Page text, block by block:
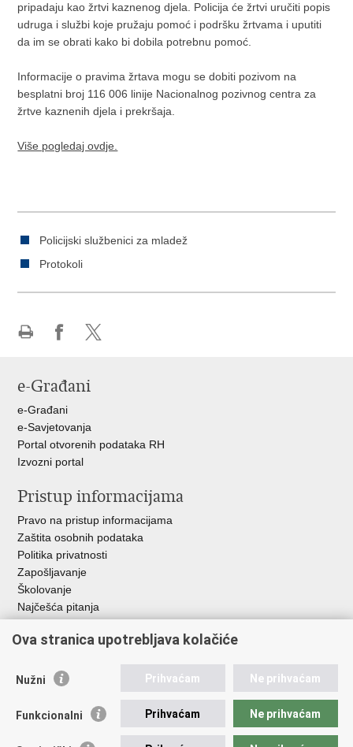
pripadaju kao žrtvi kaznenog djela. Policija će žrtvi uručiti popis
udruga i službi koje pružaju pomoć i podršku žrtvama i uputiti
da im se obrati kako bi dobila potrebnu pomoć.
Informacije o pravima žrtava mogu se dobiti pozivom na
besplatni broj 116 006 linije Nacionalnog pozivnog centra za
žrtve kaznenih djela i prekršaja.
Više pogledaj ovdje.
Policijski službenici za mladež
Protokoli
Facebooku
X-
e-Građani
e-Građani
e-Savjetovanja
Portal otvorenih podataka RH
Izvozni portal
Pristup informacijama
Pravo na pristup informacijama
Zaštita osobnih podataka
Politika privatnosti
Zapošljavanje
Školovanje
Najčešća pitanja
Važne poveznice
EMN Nacionalna kontaktna točka za Republiku Hrvatsku
Policijska akademija
Ova stranica upotrebljava kolačiće
Nužni Prihvaćam Ne prihvaćam
Funkcionalni Prihvaćam Ne prihvaćam